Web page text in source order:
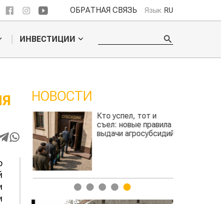
ОБРАТНАЯ СВЯЗЬ Язык RU
ИНВЕСТИЦИИ
НОВОСТИ
Кто успел, тот и
съел: новые правила
выдачи агросубсидий
1 2 3 4 5